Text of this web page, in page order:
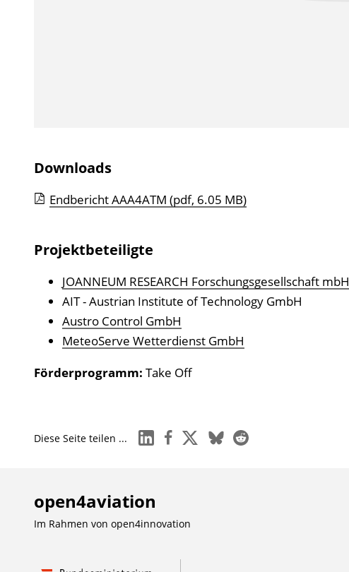
Downloads
Endbericht AAA4ATM (pdf, 6.05 MB)
Projektbeteiligte
JOANNEUM RESEARCH Forschungsgesellschaft mbH
AIT - Austrian Institute of Technology GmbH
Austro Control GmbH
MeteoServe Wetterdienst GmbH
Förderprogramm: Take Off
Diese Seite teilen ... linkedinfacebook
x blueskyreddit
open4aviation
Im Rahmen von open4innovation